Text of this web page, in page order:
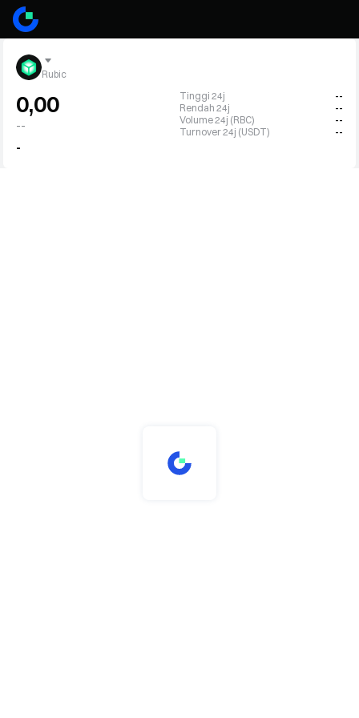
Rubic
0,00
--
-
Tinggi 24j
--
Rendah 24j
--
Volume 24j (RBC)
--
Turnover 24j (USDT)
--